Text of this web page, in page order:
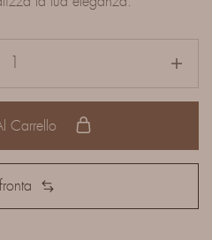
Carrello